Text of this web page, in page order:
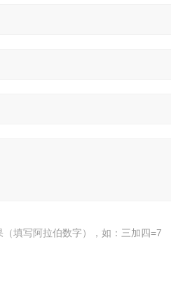
（填写阿拉伯数字），如：三加四=7